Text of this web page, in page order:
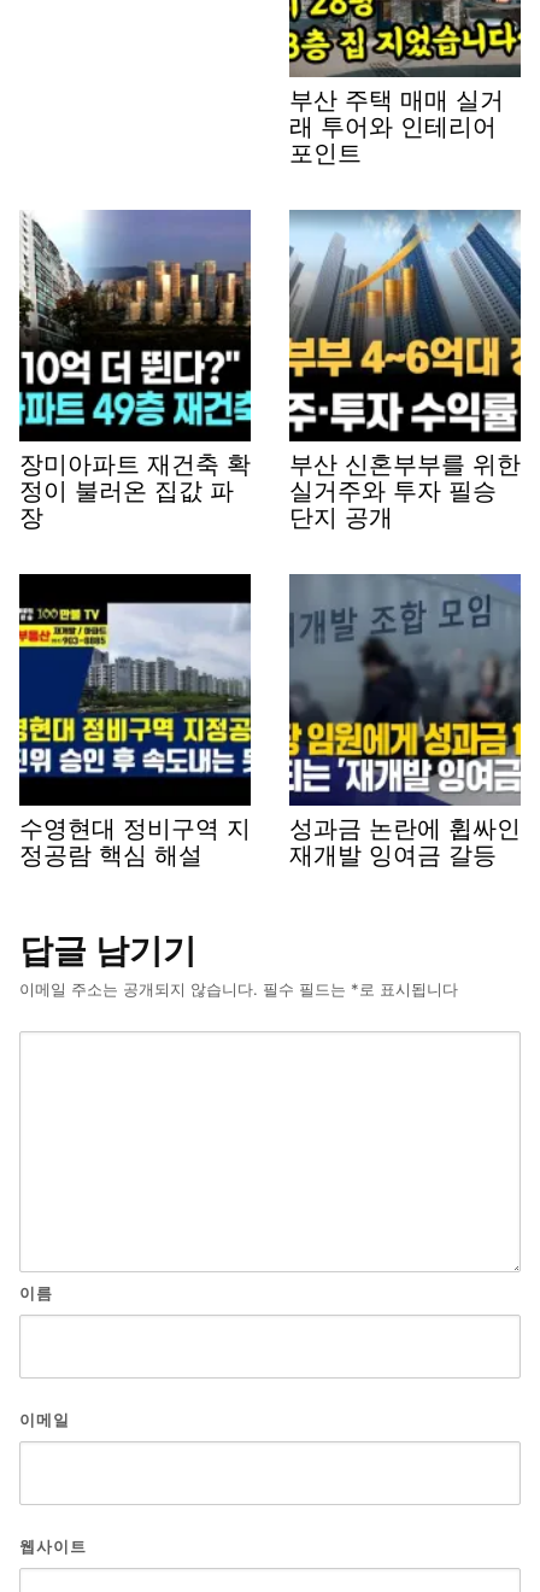
부산 주택 매매 실거
래 투어와 인테리어
포인트
장미아파트 재건축 확
정이 불러온 집값 파
장
부산 신혼부부를 위한
실거주와 투자 필승
단지 공개
수영현대 정비구역 지
정공람 핵심 해설
성과금 논란에 휩싸인
재개발 잉여금 갈등
답글 남기기
이메일 주소는 공개되지 않습니다. 필수 필드는 *로 표시됩니다
이름
이메일
웹사이트